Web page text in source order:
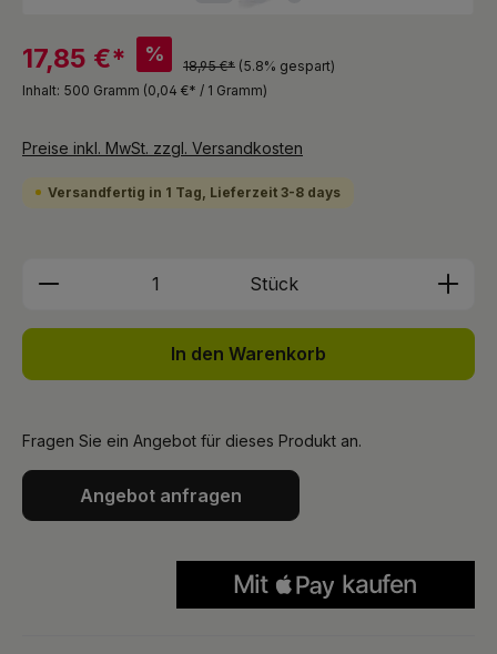
17,85 €* %
18,95 €* (5.8% gespart)
Inhalt: 500 Gramm (0,04 €* / 1 Gramm)
Preise inkl. MwSt. zzgl. Versandkosten
Versandfertig in 1 Tag, Lieferzeit 3-8 days
Produkt Anzahl: Gib den
Stück
In den Warenkorb
Fragen Sie ein Angebot für dieses Produkt an.
Angebot anfragen